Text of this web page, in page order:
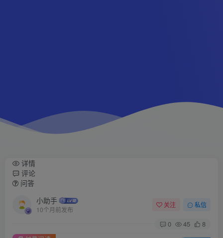
详情
评论
问答
小助手
10个月前发布
关注 私信
0 45
8